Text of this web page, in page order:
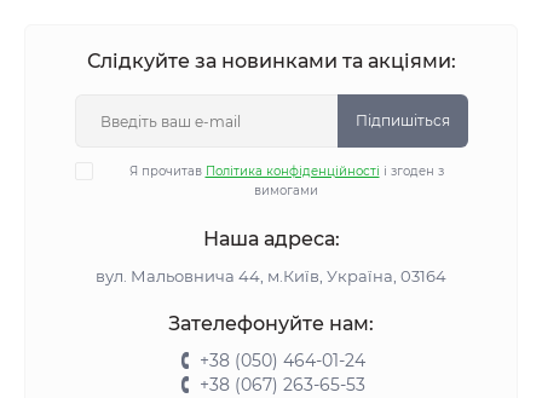
Слідкуйте за новинками та акціями:
Підпишіться
Я прочитав Політика конфіденційності і згоден з
вимогами
Наша адреса:
вул. Мальовнича 44, м.Київ, Україна, 03164
Зателефонуйте нам:
+38 (050) 464-01-24
+38 (067) 263-65-53